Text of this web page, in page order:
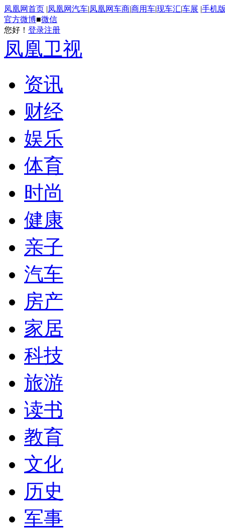
凤凰网首页 |凤凰网汽车|凤凰网车商|商用车|现车汇|车展 |手机
官方微博■微信
您好！ 登录注册
凤凰卫视
资讯
财经
娱乐
体育
时尚
健康
亲子
汽车
房产
家居
科技
旅游
读书
教育
文化
历史
军事